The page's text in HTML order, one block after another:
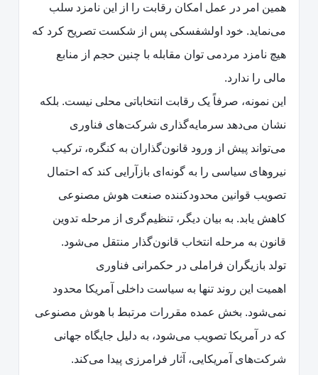
همین امر در عمل امکان رقابت را از این نامزد سلب
می‌نماید. خود اولشفسکی پس از شکست تصریح کرد که
هیچ نامزد مردمی توان مقابله با چنین حجم از منابع
مالی را ندارد.
این نمونه، صرفاً یک رقابت انتخاباتی محلی نیست. بلکه
نشان می‌دهد سرمایه‌گذاری شرکت‌های فناوری
می‌تواند پیش از ورود قانون‌گذاران به کنگره، ترکیب
نیروهای سیاسی را به گونه‌ای بازآرایی کند که احتمال
تصویب قوانین محدودکننده صنعت هوش مصنوعی
کاهش یابد. به بیان دیگر، تنظیم‌گری از مرحله تدوین
قانون به مرحله انتخاب قانون‌گذار منتقل می‌شود.
تولد بازیگران فراملی در حکمرانی فناوری
اهمیت این روند تنها به سیاست داخلی آمریکا محدود
نمی‌شود. بخش عمده مقررات مرتبط با هوش مصنوعی
که در آمریکا تصویب می‌شود، به دلیل جایگاه جهانی
شرکت‌های آمریکایی، آثار فرامرزی پیدا می‌کند.